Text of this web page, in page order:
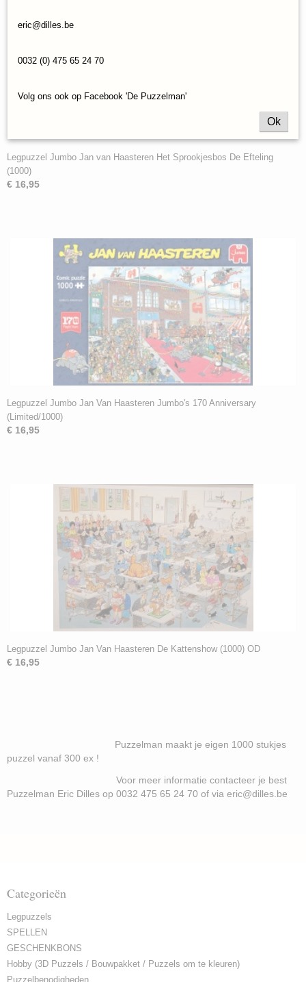
Legpuzzel Jumbo Jan van Haasteren Het Sprookjesbos De Efteling
(1000)
€ 16,95
Legpuzzel Jumbo Jan Van Haasteren Jumbo's 170 Anniversary
(Limited/1000)
€ 16,95
Legpuzzel Jumbo Jan Van Haasteren De Kattenshow (1000) OD
€ 16,95
Puzzelman maakt je eigen 1000 stukjes
puzzel vanaf 300 ex !
Voor meer informatie contacteer je best
Puzzelman Eric Dilles op 0032 475 65 24 70 of via eric@dilles.be
eric@dilles.be
0032 (0) 475 65 24 70
Volg ons ook op Facebook 'De Puzzelman'
Ok
Categorieën
Legpuzzels
SPELLEN
GESCHENKBONS
Hobby (3D Puzzels / Bouwpakket / Puzzels om te kleuren)
Puzzelbenodigheden